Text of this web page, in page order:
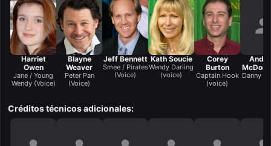
Harriet
Owen
Jane / Young
Wendy (Voice)
Blayne
Weaver
Peter Pan
(Voice)
Jeff Bennett
Smee / Pirates
(Voice)
Kath Soucie
Wendy Darling
(voice)
Corey
Burton
Captain Hook
(voice)
Danny
Créditos técnicos adicionales: